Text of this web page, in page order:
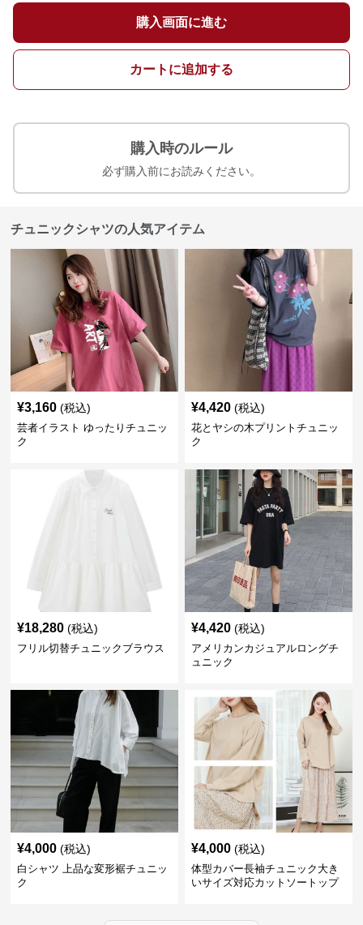
購入画面に進む
カートに追加する
購入時のルール
必ず購入前にお読みください。
チュニックシャツの人気アイテム
¥3,160 (税込)
芸者イラスト ゆったりチュニッ
ク
¥4,420 (税込)
花とヤシの木プリントチュニッ
ク
¥18,280 (税込)
フリル切替チュニックブラウス
¥4,420 (税込)
アメリカンカジュアルロングチ
ュニック
¥4,000 (税込)
白シャツ 上品な変形裾チュニッ
ク
¥4,000 (税込)
体型カバー長袖チュニック大き
いサイズ対応カットソートップ